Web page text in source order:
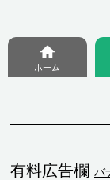
有料広告欄 バ
ホーム